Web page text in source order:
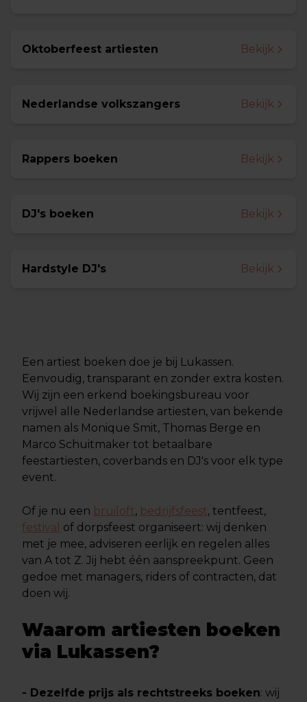
Oktoberfeest artiesten Bekijk
Nederlandse volkszangers Bekijk
Rappers boeken Bekijk
DJ's boeken Bekijk
Hardstyle DJ's Bekijk
Een artiest boeken doe je bij Lukassen.
Eenvoudig, transparant en zonder extra kosten.
Wij zijn een erkend boekingsbureau voor
vrijwel alle Nederlandse artiesten, van bekende
namen als Monique Smit, Thomas Berge en
Marco Schuitmaker tot betaalbare
feestartiesten, coverbands en DJ's voor elk type
event.
Of je nu een bruiloft, bedrijfsfeest, tentfeest,
festival of dorpsfeest organiseert: wij denken
met je mee, adviseren eerlijk en regelen alles
van A tot Z. Jij hebt één aanspreekpunt. Geen
gedoe met managers, riders of contracten, dat
doen wij.
Waarom artiesten boeken
via Lukassen?
- Dezelfde prijs als rechtstreeks boeken: wij